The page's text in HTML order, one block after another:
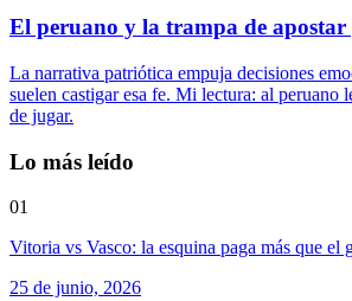
El peruano y la trampa de
La narrativa patriótica empuja decisiones
suelen castigar esa fe. Mi lectura: al peruano
de jugar.
Lo más leído
01
Vitoria vs Vasco: la esquina paga más que el
25 de junio, 2026